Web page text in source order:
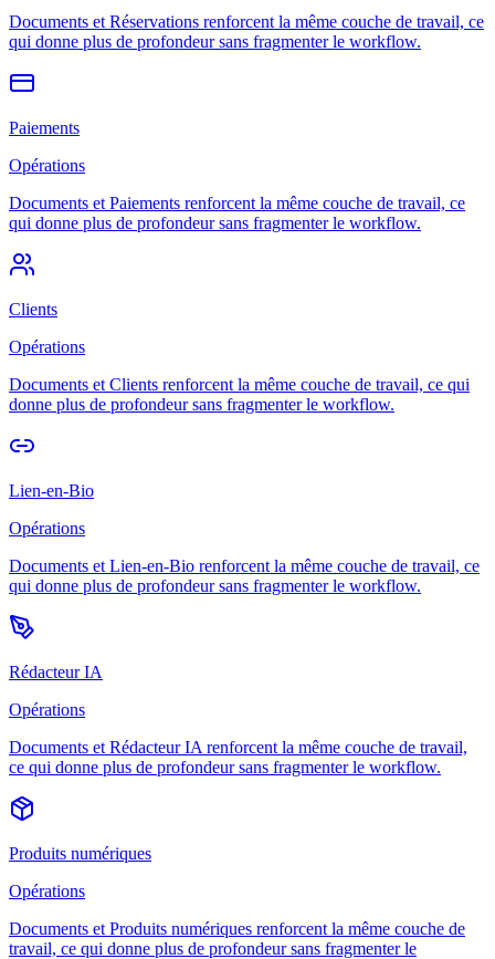
Documents et Réservations renforcent la même couche de travail, ce
qui donne plus de profondeur sans fragmenter le workflow.
Paiements
Opérations
Documents et Paiements renforcent la même couche de travail, ce
qui donne plus de profondeur sans fragmenter le workflow.
Clients
Opérations
Documents et Clients renforcent la même couche de travail, ce qui
donne plus de profondeur sans fragmenter le workflow.
Lien-en-Bio
Opérations
Documents et Lien-en-Bio renforcent la même couche de travail, ce
qui donne plus de profondeur sans fragmenter le workflow.
Rédacteur IA
Opérations
Documents et Rédacteur IA renforcent la même couche de travail,
ce qui donne plus de profondeur sans fragmenter le workflow.
Produits numériques
Opérations
Documents et Produits numériques renforcent la même couche de
travail, ce qui donne plus de profondeur sans fragmenter le